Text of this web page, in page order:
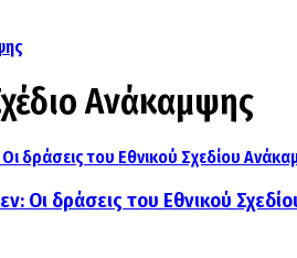
Ανάκαμψης
Οι δράσεις του Εθνικού